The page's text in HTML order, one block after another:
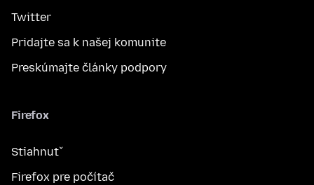
Twitter
Pridajte sa k našej komunite
Preskúmajte články podpory
Firefox
Stiahnuť
Firefox pre počítač